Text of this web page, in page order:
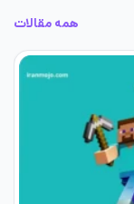
همه مقالات